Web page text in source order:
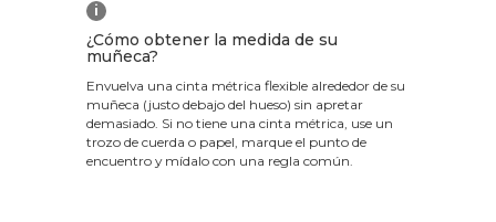
i
¿Cómo obtener la medida de su
muñeca?
Envuelva una cinta métrica flexible alrededor de su
muñeca (justo debajo del hueso) sin apretar
demasiado. Si no tiene una cinta métrica, use un
trozo de cuerda o papel, marque el punto de
encuentro y mídalo con una regla común.